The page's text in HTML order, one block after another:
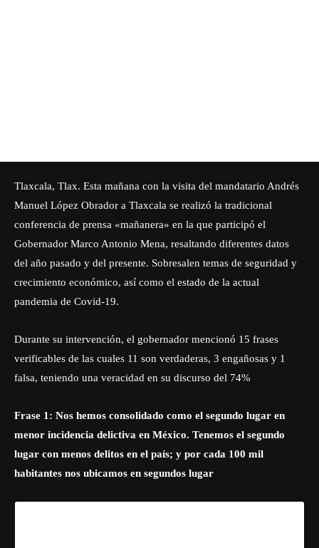
Tlaxcala, Tlax. Esta mañana con la visita del mandatario Andrés
Manuel López Obrador a Tlaxcala se realizó la tradicional
conferencia de prensa «mañanera» en la que participó el
Gobernador Marco Antonio Mena, resaltando diferentes datos
del año pasado y del presente. Sobresalen temas de seguridad y
crecimiento económico, así como el estado de la actual
pandemia de Covid-19.
Durante su intervención, el gobernador mencionó 15 frases
verificables de las cuales 11 son verdaderas, 3 engañosas y 1
falsa, teniendo una veracidad en su discurso del 74%
Frase 1: Nos hemos consolidado como el segundo lugar en
menor incidencia delictiva en México. Tenemos el segundo
lugar con menos delitos en el país; y por cada 100 mil
habitantes nos ubicamos en segundos lugar